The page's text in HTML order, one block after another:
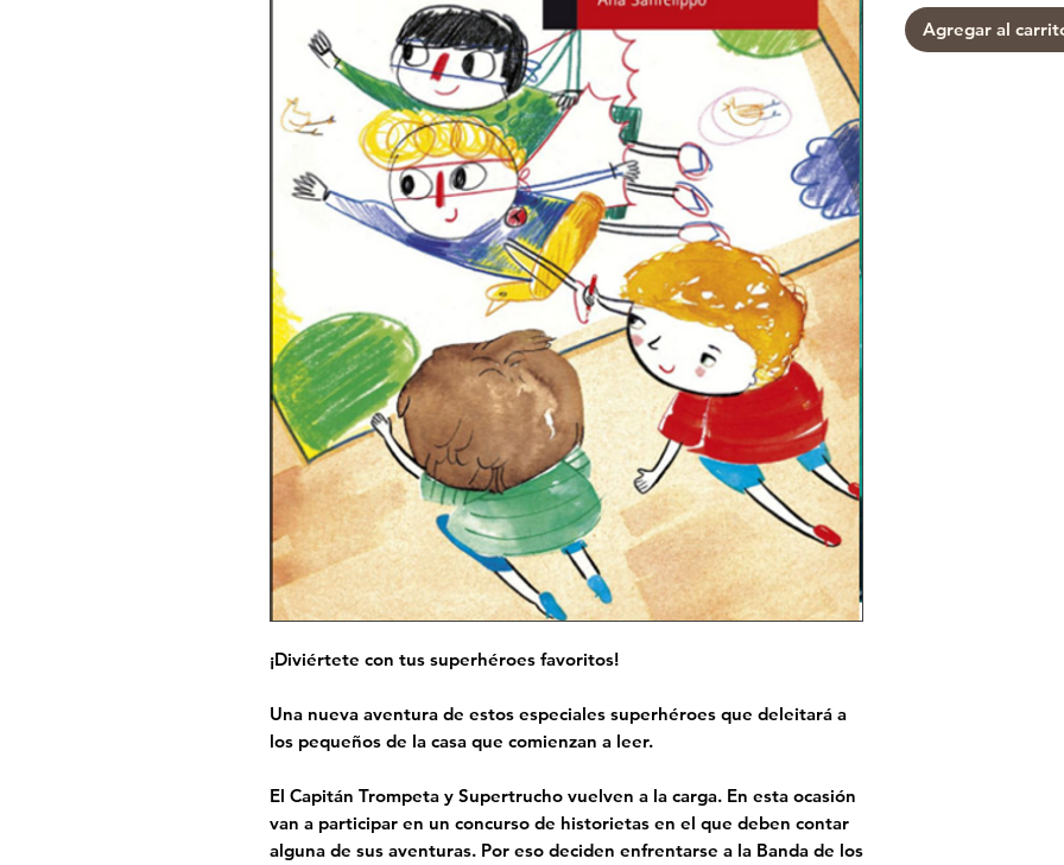
¡Diviértete con tus superhéroes favoritos!
Una nueva aventura de estos especiales superhéroes que deleitará a
los pequeños de la casa que comienzan a leer.
El Capitán Trompeta y Supertrucho vuelven a la carga. En esta ocasión
van a participar en un concurso de historietas en el que deben contar
alguna de sus aventuras. Por eso deciden enfrentarse a la Banda de los
Agregar al